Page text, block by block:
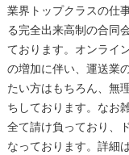
業界トップクラスの仕
る完全出来高制の合同
ております。オンライ
の増加に伴い、運送業
たい方はもちろん、無
ちしております。なお
全て請け負っており、
なっております。詳細